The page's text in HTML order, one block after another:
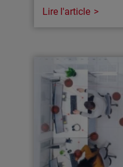
Lire l'article